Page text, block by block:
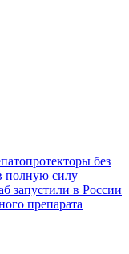
без
полную силу
запустили в России
препарата